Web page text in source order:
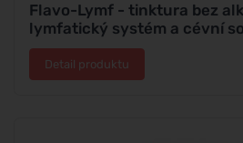
Flavo-Lymf - tinktura bez
lymfatický systém a cévní
Detail produktu